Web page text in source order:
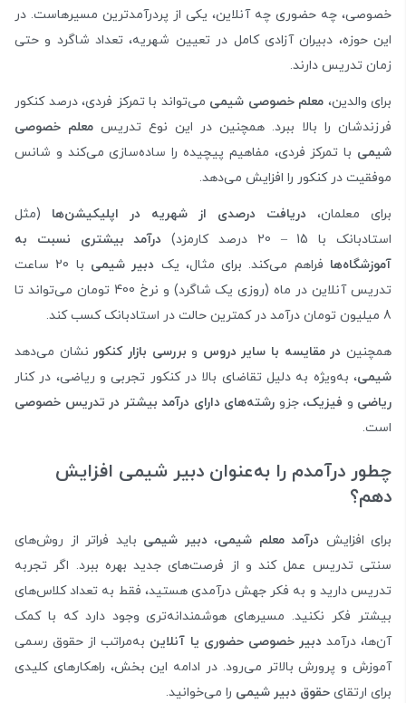
خصوصی، چه حضوری چه آنلاین، یکی از پردرآمدترین مسیرهاست. در
این حوزه، دبیران آزادی کامل در تعیین شهریه، تعداد شاگرد و حتی
زمان تدریس دارند.
برای والدین، معلم خصوصی شیمی می‌تواند با تمرکز فردی، درصد کنکور
فرزندشان را بالا ببرد. همچنین در این نوع تدریس معلم خصوصی
شیمی با تمرکز فردی، مفاهیم پیچیده را ساده‌سازی می‌کند و شانس
موفقیت در کنکور را افزایش می‌دهد.
برای معلمان، دریافت درصدی از شهریه در اپلیکیشن‌ها (مثل
استادبانک با 15 – 20 درصد کارمزد)
درآمد بیشتری نسبت به
آموزشگاه‌ها فراهم می‌کند. برای مثال، یک دبیر شیمی
با 20 ساعت
تدریس آنلاین در ماه (روزی یک شاگرد) و نرخ 400 تومان می‌تواند تا
8 میلیون تومان درآمد در کمترین حالت در استادبانک کسب کند.
همچنین در مقایسه با سایر دروس و بررسی بازار کنکور نشان می‌دهد
شیمی، به‌ویژه به دلیل تقاضای بالا در کنکور تجربی و ریاضی، در کنار
ریاضی و فیزیک، جزو رشته‌های دارای درآمد بیشتر در تدریس خصوصی
است.
چطور درآمدم را به‌عنوان دبیر شیمی افزایش
دهم؟
برای افزایش درآمد معلم شیمی، دبیر شیمی باید فراتر از روش‌های
سنتی تدریس عمل کند و از فرصت‌های جدید بهره ببرد. اگر تجربه
تدریس دارید و به فکر جهش درآمدی هستید، فقط به تعداد کلاس‌های
بیشتر فکر نکنید. مسیرهای هوشمندانه‌تری وجود دارد که با کمک
آن‌ها، درآمد دبیر خصوصی حضوری یا آنلاین به‌مراتب از حقوق رسمی
آموزش و پرورش بالاتر می‌رود. در ادامه این بخش، راهکارهای کلیدی
برای ارتقای حقوق دبیر شیمی را می‌خوانید.